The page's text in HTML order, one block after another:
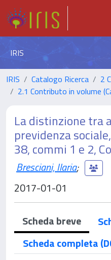
IRIS
IRIS Catalogo Ricerca
2
2.1 Contributo in volume
La distinzione tra
previdenza
38, commi 1 e 2,
Bresciani, Ilaria;
2017-01-01
Scheda breve
Scheda completa